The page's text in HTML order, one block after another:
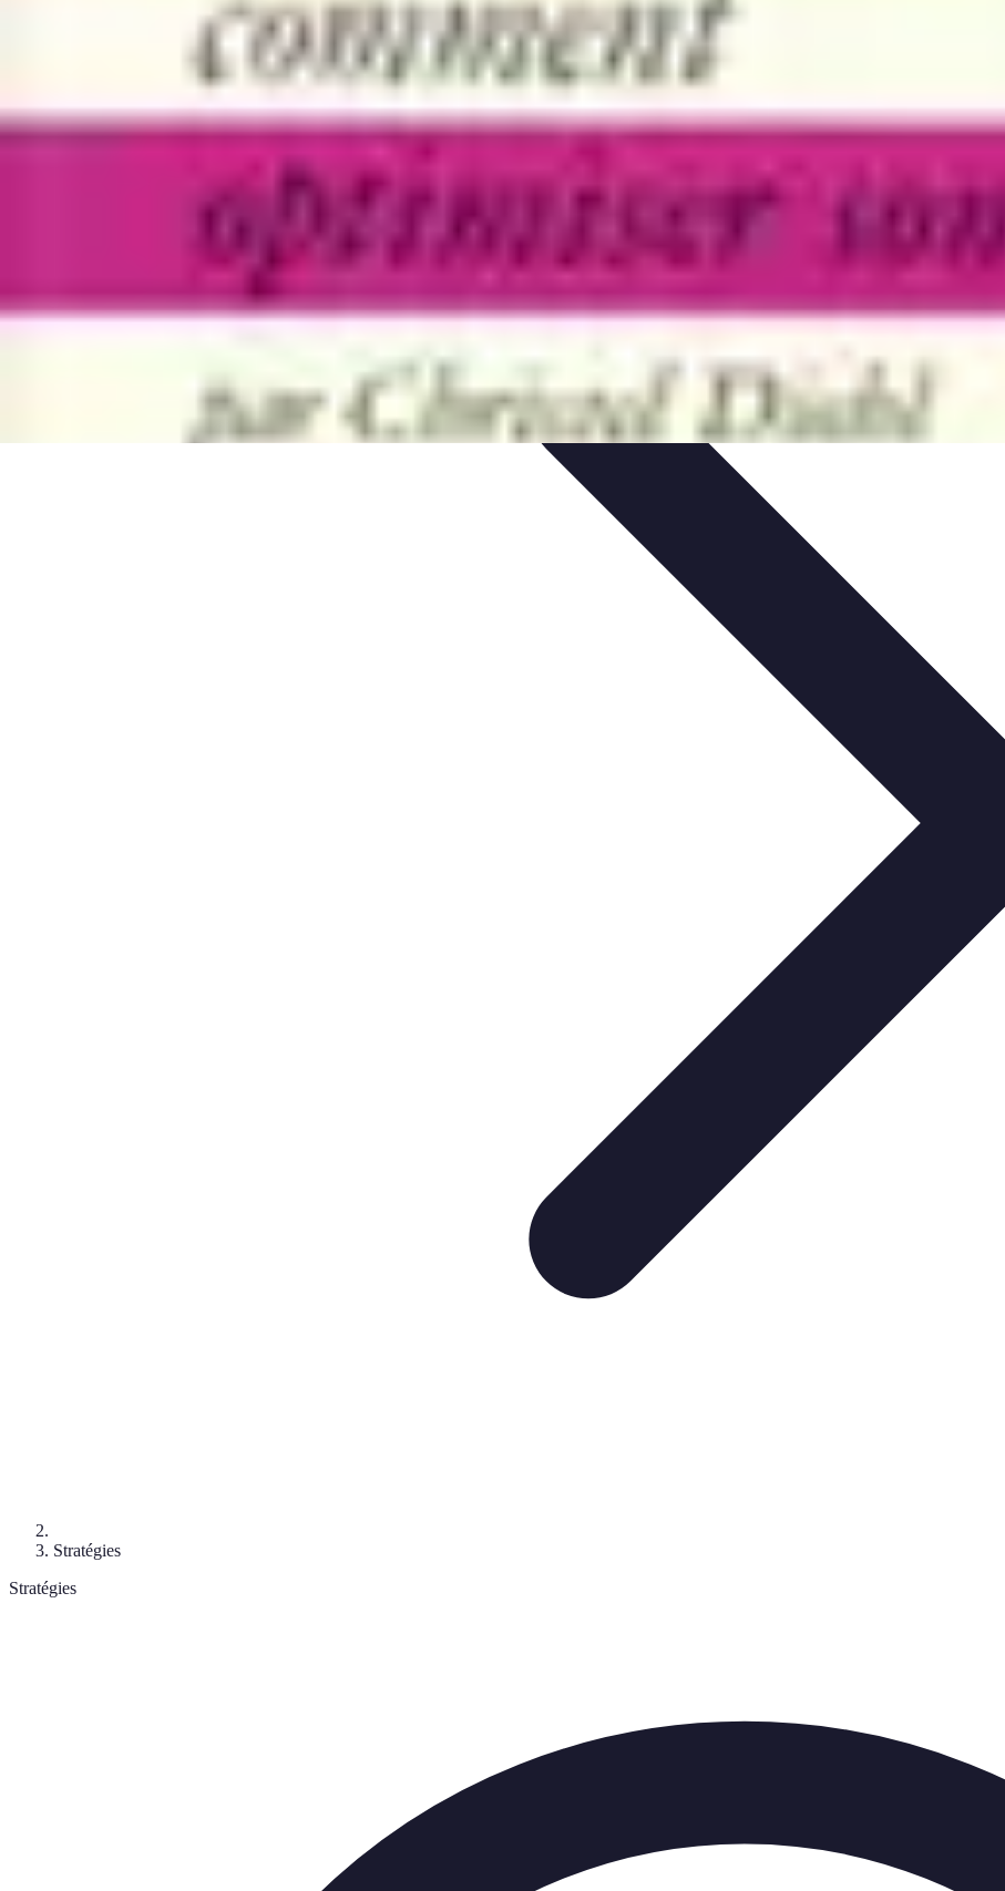
Gestion des Parties Prenantes Gestion de projetsGestion de Projet Comparatifs
Stratégies
Stratégies